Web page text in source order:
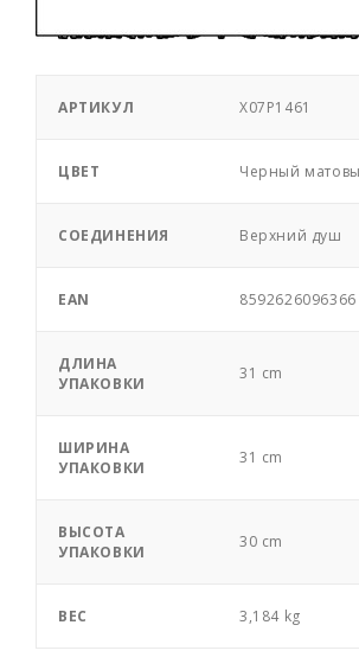
АРТИКУЛ X07P1461
ЦВЕТ Черный
СОЕДИНЕНИЯ Верхний душ
EAN 8592626096366
ДЛИНА
УПАКОВКИ
31 cm
ШИРИНА
УПАКОВКИ
31 cm
ВЫСОТА
УПАКОВКИ
30 cm
ВЕС 3,184 kg